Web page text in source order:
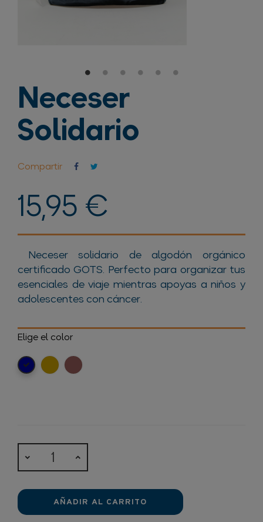
Neceser
Solidario
Compartir
15,95 €
Neceser solidario de algodón orgánico
certificado GOTS. Perfecto para organizar tus
esenciales de viaje mientras apoyas a niños y
adolescentes con cáncer.
Elige el color
Azul
marino
MostazaTerracota
AÑADIR AL CARRITO